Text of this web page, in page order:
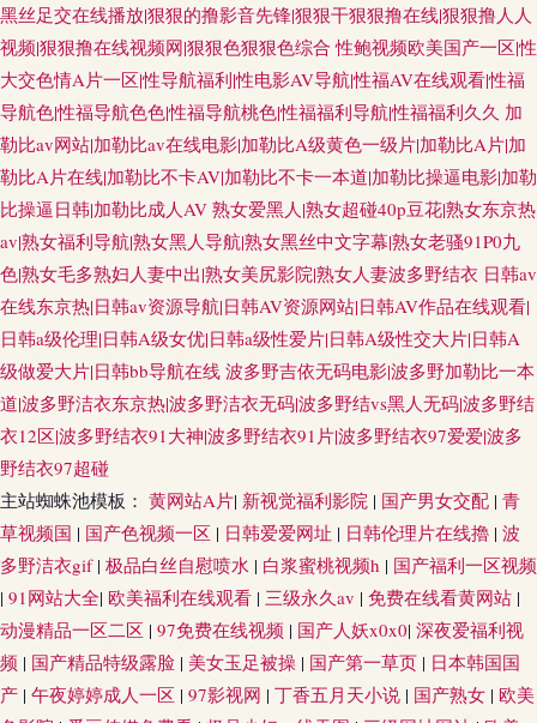
黑丝足交在线播放|狠狠的撸影音先锋|狠狠干狠狠撸在线|狠狠撸人人
视频|狠狠撸在线视频网|狠狠色狠狠色综合 性鲍视频欧美国产一区|性
大交色情A片一区|性导航福利|性电影AV导航|性福AV在线观看|性福
导航色|性福导航色色|性福导航桃色|性福福利导航|性福福利久久 加
勒比av网站|加勒比av在线电影|加勒比A级黄色一级片|加勒比A片|加
勒比A片在线|加勒比不卡AV|加勒比不卡一本道|加勒比操逼电影|加勒
比操逼日韩|加勒比成人AV 熟女爱黑人|熟女超碰40p豆花|熟女东京热
av|熟女福利导航|熟女黑人导航|熟女黑丝中文字幕|熟女老骚91P0九
色|熟女毛多熟妇人妻中出|熟女美尻影院|熟女人妻波多野结衣 日韩av
在线东京热|日韩av资源导航|日韩AV资源网站|日韩AV作品在线观看|
日韩a级伦理|日韩A级女优|日韩a级性爱片|日韩A级性交大片|日韩A
级做爱大片|日韩bb导航在线 波多野吉依无码电影|波多野加勒比一本
道|波多野洁衣东京热|波多野洁衣无码|波多野结vs黑人无码|波多野结
衣12区|波多野结衣91大神|波多野结衣91片|波多野结衣97爱爱|波多
野结衣97超碰
主站蜘蛛池模板： 黄网站A片| 新视觉福利影院 | 国产男女交配 | 青
草视频国 | 国产色视频一区 | 日韩爱爱网址 | 日韩伦理片在线擼 | 波
多野洁衣gif | 极品白丝自慰喷水 | 白浆蜜桃视频h | 国产福利一区视频
| 91网站大全| 欧美福利在线观看 | 三级永久av | 免费在线看黄网站 |
动漫精品一区二区 | 97免费在线视频 | 国产人妖x0x0| 深夜爱福利视
频 | 国产精品特级露脸 | 美女玉足被操 | 国产第一草页 | 日本韩国国
产 | 午夜婷婷成人一区 | 97影视网 | 丁香五月天小说 | 国产熟女 | 欧美